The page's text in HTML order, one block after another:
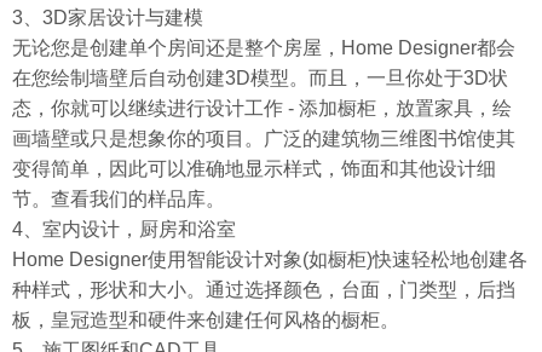
3、3D家居设计与建模
无论您是创建单个房间还是整个房屋，Home Designer都会
在您绘制墙壁后自动创建3D模型。而且，一旦你处于3D状
态，你就可以继续进行设计工作 - 添加橱柜，放置家具，绘
画墙壁或只是想象你的项目。广泛的建筑物三维图书馆使其
变得简单，因此可以准确地显示样式，饰面和其他设计细
节。查看我们的样品库。
4、室内设计，厨房和浴室
Home Designer使用智能设计对象(如橱柜)快速轻松地创建各
种样式，形状和大小。通过选择颜色，台面，门类型，后挡
板，皇冠造型和硬件来创建任何风格的橱柜。